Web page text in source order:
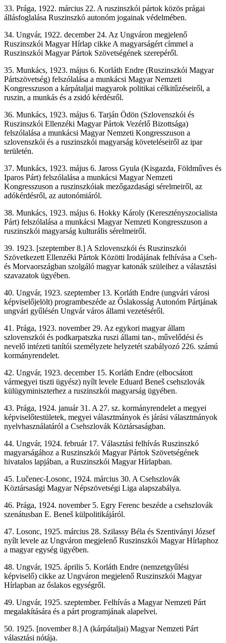
33. Prága, 1922. március 22. A ruszinszkói pártok közös prágai
állásfoglalása Ruszinszkó autonóm jogainak védelmében.
34. Ungvár, 1922. december 24. Az Ungváron megjelenő
Ruszinszkói Magyar Hírlap cikke A magyarságért címmel a
Ruszinszkói Magyar Pártok Szövetségének szerepéről.
35. Munkács, 1923. május 6. Korláth Endre (Ruszinszkói Magyar
Pártszövetség) felszólalása a munkácsi Magyar Nemzeti
Kongresszuson a kárpátaljai magyarok politikai célkitűzéseiről, a
ruszin, a munkás és a zsidó kérdésről.
36. Munkács, 1923. május 6. Tarján Ödön (Szlovenszkói és
Ruszinszkói Ellenzéki Magyar Pártok Vezérlő Bizottsága)
felszólalása a munkácsi Magyar Nemzeti Kongresszuson a
szlovenszkói és a ruszinszkói magyarság követeléseiről az ipar
területén.
37. Munkács, 1923. május 6. Jaross Gyula (Kisgazda, Földműves és
Iparos Párt) felszólalása a munkácsi Magyar Nemzeti
Kongresszuson a ruszinszkóiak mezőgazdasági sérelmeiről, az
adókérdésről, az autonómiáról.
38. Munkács, 1923. május 6. Hokky Károly (Keresztényszocialista
Párt) felszólalása a munkácsi Magyar Nemzeti Kongresszuson a
ruszinszkói magyarság kulturális sérelmeiről.
39. 1923. [szeptember 8.] A Szlovenszkói és Ruszinszkói
Szövetkezett Ellenzéki Pártok Közötti Irodájának felhívása a Cseh-
és Morvaországban szolgáló magyar katonák szüleihez a választási
szavazatok ügyében.
40. Ungvár, 1923. szeptember 13. Korláth Endre (ungvári városi
képviselőjelölt) programbeszéde az Őslakosság Autonóm Pártjának
ungvári gyűlésén Ungvár város állami vezetéséről.
41. Prága, 1923. november 29. Az egykori magyar állam
szlovenszkói és podkarpatszka ruszi állami tan-, művelődési és
nevelő intézeti tanítói személyzete helyzetét szabályozó 226. számú
kormányrendelet.
42. Ungvár, 1923. december 15. Korláth Endre (elbocsátott
vármegyei tiszti ügyész) nyílt levele Eduard Beneš csehszlovák
külügyminiszterhez a ruszinszkói magyarság ügyében.
43. Prága, 1924. január 31. A 27. sz. kormányrendelet a megyei
képviselőtestületek, megyei választmányok és járási választmányok
nyelvhasználatáról a Csehszlovák Köztársaságban.
44. Ungvár, 1924. február 17. Választási felhívás Ruszinszkó
magyarságához a Ruszinszkói Magyar Pártok Szövetségének
hivatalos lapjában, a Ruszinszkói Magyar Hírlapban.
45. Lučenec-Losonc, 1924. március 30. A Csehszlovák
Köztársasági Magyar Népszövetségi Liga alapszabálya.
46. Prága, 1924. november 5. Egry Ferenc beszéde a csehszlovák
szenátusban E. Beneš külpolitikájáról.
47. Losonc, 1925. március 28. Szilassy Béla és Szentiványi József
nyílt levele az Ungváron megjelenő Ruszinszkói Magyar Hírlaphoz
a magyar egység ügyében.
48. Ungvár, 1925. április 5. Korláth Endre (nemzetgyűlési
képviselő) cikke az Ungváron megjelenő Ruszinszkói Magyar
Hírlapban az őslakos egységről.
49. Ungvár, 1925. szeptember. Felhívás a Magyar Nemzeti Párt
megalakítására és a párt programjának alapelvei.
50. 1925. [november 8.] A (kárpátaljai) Magyar Nemzeti Párt
választási nótája.